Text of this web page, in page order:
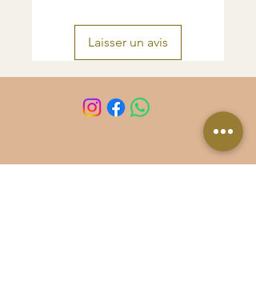
Laisser un avis
Recevez toute mon actu